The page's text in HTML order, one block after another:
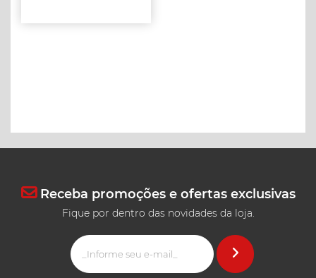
Receba promoções e ofertas exclusivas
Fique por dentro das novidades da loja.